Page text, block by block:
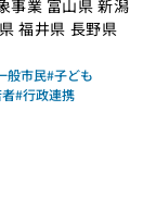
きいきプロジェ
物レポート
事業 富山県 新潟
福井県 長野県
般市民#子ども
#行政連携